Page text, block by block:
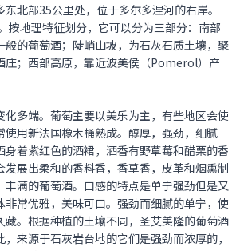
北部35公里处，位于多尔多涅河的右岸。
按地理特征划分，它可以分为三部分：南部
般的葡萄酒；陡峭山坡，为石灰石质土壤，聚
庄；西部高原，靠近波美侯（Pomerol）产
化多端。葡萄主要以美乐为主，有些地区会使
使用新法国橡木桶熟成。醇厚，强劲，细腻
着紫红色的酒裙，酒香有野草莓和醋栗的香
发展出柔和的香料香，香草香，皮革和烟熏制
丰满的葡萄酒。口感的特点是单宁强劲但是又
非常优雅，美味可口。强劲而细腻的单宁，使
藏。根据种植的土壤不同，圣艾美隆的葡萄酒
来源于石灰岩台地的它们是强劲而浓厚的，